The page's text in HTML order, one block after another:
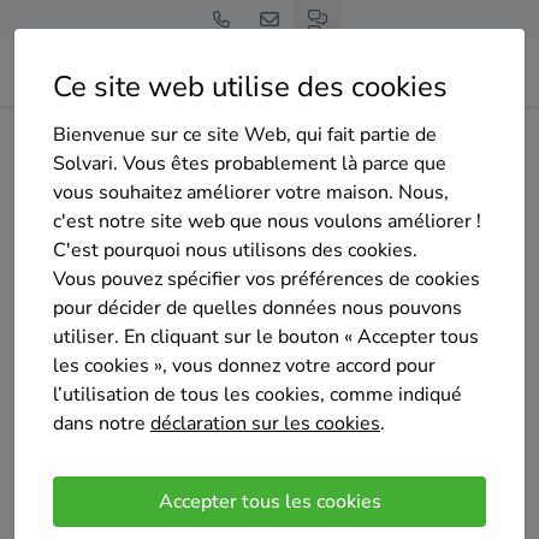
Ce site web utilise des cookies
Bienvenue sur ce site Web, qui fait partie de
Solvari. Vous êtes probablement là parce que
vous souhaitez améliorer votre maison. Nous,
c'est notre site web que nous voulons améliorer !
C'est pourquoi nous utilisons des cookies.
Vous pouvez spécifier vos préférences de cookies
pour décider de quelles données nous pouvons
utiliser. En cliquant sur le bouton « Accepter tous
les cookies », vous donnez votre accord pour
l’utilisation de tous les cookies, comme indiqué
dans notre déclaration sur les cookies.
Accepter tous les cookies
Home Isolation de la toiture Hainaut
Manage
TOITURE BUDGET
TOITURE BUDGET
Pas encore d'évaluation
Manage
Si avoir une toiture saine est une nécessité, cela
constitue également une dépense importante.